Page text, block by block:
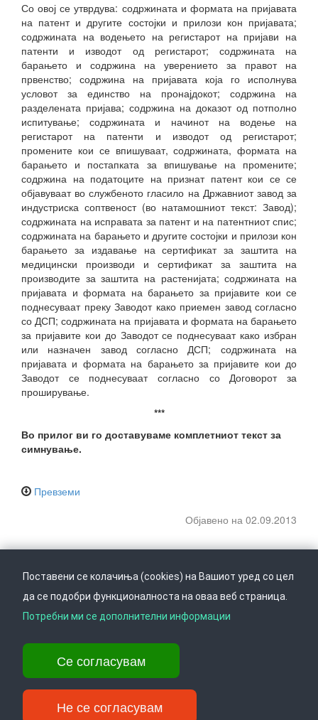
Со овој се утврдува: содржината и формата на пријавата
на патент и другите состојки и прилози кон пријавата;
содржината на водењето на регистарот на пријави на
патенти и изводот од регистарот; содржината на
барањето и содржина на уверението за правот на
првенство; содржина на пријавата која го исполнува
условот за единство на пронајдокот; содржина на
разделената пријава; содржина на доказот од потполно
испитување; содржината и начинот на водење на
регистарот на патенти и изводот од регистарот;
промените кои се впишуваат, содржината, формата на
барањето и постапката за впишување на промените;
содржина на податоците на признат патент кои се се
објавуваат во службеното гласило на Државниот завод за
индустриска соптвеност (во натамошниот текст: Завод);
содржината на исправата за патент и на патентниот спис;
содржината на барањето и другите состојки и прилози кон
барањето за издавање на сертификат за заштита на
медицински производи и сертификат за заштита на
производите за заштита на растенијата; содржината на
пријавата и формата на барањето за пријавите кои се
поднесуваат преку Заводот како приемен завод согласно
со ДСП; содржината на пријавата и формата на барањето
за пријавите кои до Заводот се поднесуваат како избран
или назначен завод согласно ДСП; содржината на
пријавата и формата на барањето за пријавите кои до
Заводот се поднесуваат согласно со Договорот за
проширување.
***
Во прилог ви го доставуваме комплетниот текст за
симнување.
Превземи
Објавено на 02.09.2013
Врати се горе Следете не на
Ул. Даме Груев 14, Катна гаража Беко на 1-виот кат, 1000 Скопје,
Тел: +389 2 3103 601 (641), Факс: +389 2 3137 149 |
info@ippo.gov.mk
Поставени се колачиња (cookies) на Вашиот уред со цел
да се подобри функционалноста на оваа веб страница.
Потребни ми се дополнителни информации
Се согласувам
Не се согласувам